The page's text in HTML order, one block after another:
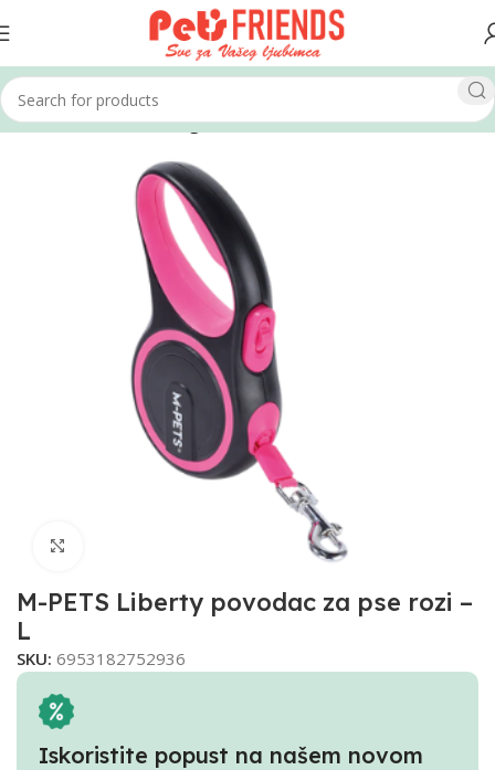
Home Psi Povodci i ogrlice
M-PETS Liberty povodac za pse rozi –
L
SKU: 6953182752936
Iskoristite popust na našem novom